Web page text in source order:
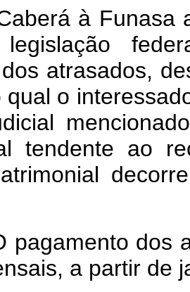
à Funasa
atrasados,
qual o
tendente ao
pagamento dos
a partir de